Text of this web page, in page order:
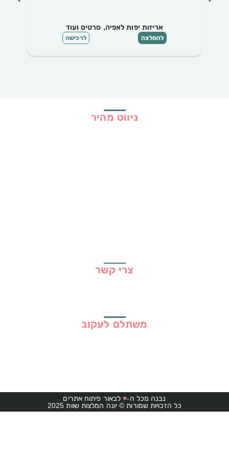
אריזות יפות לאפיה, סרטים ועוד
להמלצה לרכישה
ניווט מהיר
צרי קשר
משתלם לעקוב
נבנה מכל ה-♥לבאור פיתוח אתרים
כל הזכויות שמורות © יונה המלצות שוות 2025